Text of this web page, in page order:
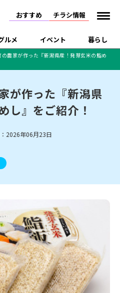
おすすめ チラシ情報
ルメ イベント 暮らし
下越
上越
新潟市西区
新潟市北区
新潟市秋葉区
新潟市西蒲区
胎内・粟島
賀野・阿賀
燕・弥彦
・津南
魚沼・南魚沼・湯沢
妙高・糸魚川
閉店
開店まとめ
現地レポート
洋食
テイクアウト
季節・期間限定
焼肉
パスタ
・豚カツ
デカ盛り・大盛り
海鮮・鮨
そば・うどん
クラフトビール
ン・暑気払い
祭り・伝統行事
ライブ・コンサート
花火大会
入場無料
学生スポーツ アルビレックス
住宅メーカー・工務
店
ール
ラブラ万代・ラブラ2
伊勢丹
ピア万代
PATIO
インタビュー
人気記事まとめ
ドラッグストア・ホーム
センター
家電・携帯電話
通販・EC イベント
シ
長岡・見附 チラシ
注目 チラシ
週末セール
ューアルセール
・初売りセール
農家が作った『新潟県産！発芽玄米の鮨め
が作った『新潟県
し』をご紹介！
2026年06月23日